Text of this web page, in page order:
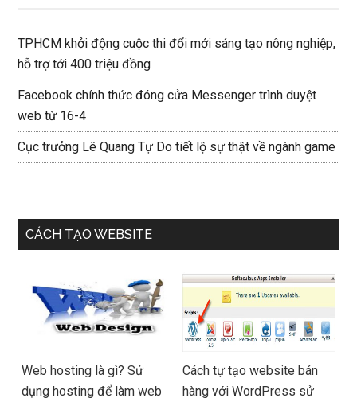
TPHCM khởi động cuộc thi đổi mới sáng tạo nông nghiệp,
hỗ trợ tới 400 triệu đồng
Facebook chính thức đóng cửa Messenger trình duyệt
web từ 16-4
Cục trưởng Lê Quang Tự Do tiết lộ sự thật về ngành game
CÁCH TẠO WEBSITE
Web hosting là gì? Sử
dụng hosting để làm web
Cách tự tạo website bán
hàng với WordPress sử